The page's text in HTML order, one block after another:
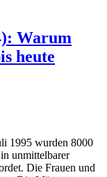
Warum
heute
1995 wurden 8000
unmittelbarer
Die Frauen und